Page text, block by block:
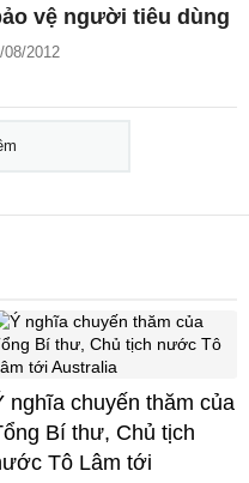
vệ người tiêu dùng
08/2012
nghĩa chuyến thăm của
Bí thư, Chủ tịch
Tô Lâm tới